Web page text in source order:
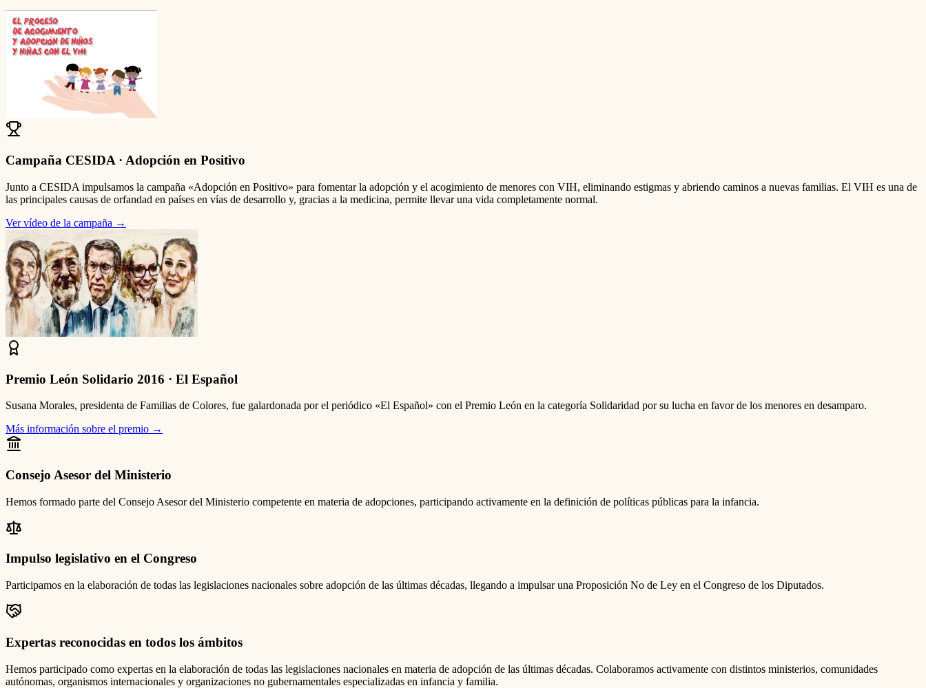
Campaña CESIDA · Adopción en Positivo
Junto a CESIDA impulsamos la campaña «Adopción en Positivo» para fomentar la adopción y el acogimiento de menores con VIH, eliminando estigmas y abriendo caminos a nuevas familias. El VIH es una de
las principales causas de orfandad en países en vías de desarrollo y, gracias a la medicina, permite llevar una vida completamente normal.
Ver vídeo de la campaña →
Premio León Solidario 2016 · El Español
Susana Morales, presidenta de Familias de Colores, fue galardonada por el periódico «El Español» con el Premio León en la categoría Solidaridad por su lucha en favor de los menores en desamparo.
Más información sobre el premio →
Consejo Asesor del Ministerio
Hemos formado parte del Consejo Asesor del Ministerio competente en materia de adopciones, participando activamente en la definición de políticas públicas para la infancia.
Impulso legislativo en el Congreso
Participamos en la elaboración de todas las legislaciones nacionales sobre adopción de las últimas décadas, llegando a impulsar una Proposición No de Ley en el Congreso de los Diputados.
Expertas reconocidas en todos los ámbitos
Hemos participado como expertas en la elaboración de todas las legislaciones nacionales en materia de adopción de las últimas décadas. Colaboramos activamente con distintos ministerios, comunidades
autónomas, organismos internacionales y organizaciones no gubernamentales especializadas en infancia y familia.